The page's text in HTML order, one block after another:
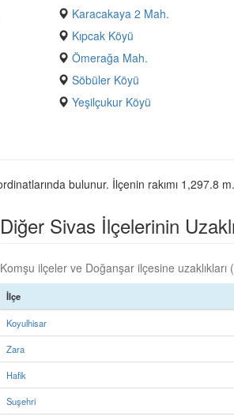
Karacakaya 2 Mah.
Kıpcak Köyü
Ömerağa Mah.
Söbüler Köyü
Yeşilçukur Köyü
bulunur. İlçenin rakımı 1,297.8
Diğer Sivas İlçelerinin
Komşu ilçeler ve Doğanşar ilçesine uzaklıkları
İlçe
Koyulhisar
Zara
Hafik
Suşehri